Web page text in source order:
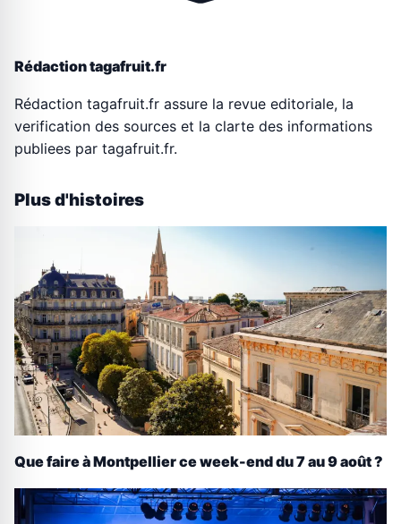
Rédaction tagafruit.fr
Rédaction tagafruit.fr assure la revue editoriale, la
verification des sources et la clarte des informations
publiees par tagafruit.fr.
Plus d'histoires
Que faire à Montpellier ce week-end du 7 au 9 août ?